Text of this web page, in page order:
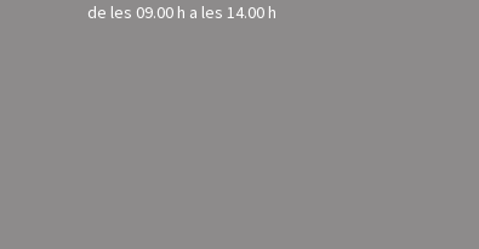
de les 09.00 h a les 14.00 h